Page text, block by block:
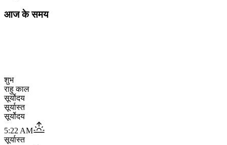
आज के समय
शुभ
राहु काल
सूर्योदय
सूर्यास्त
सूर्योदय
5:22 AM
सूर्यास्त